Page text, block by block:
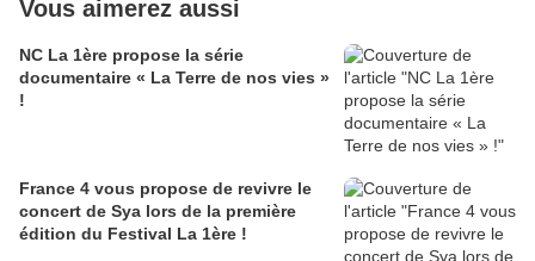
Vous aimerez aussi
NC La 1ère propose la série
documentaire « La Terre de nos vies »
!
France 4 vous propose de revivre le
concert de Sya lors de la première
édition du Festival La 1ère !